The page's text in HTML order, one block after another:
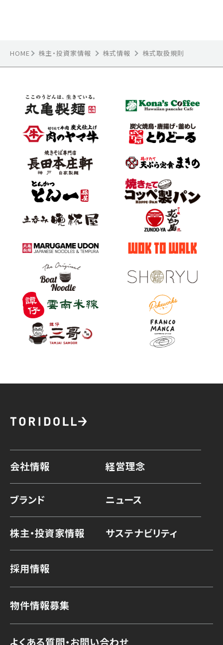
HOME 株主・投資家情報 株式情報 株式取扱規則
会社情報 経営理念
ブランド ニュース
株主・投資家情報 サステナビリティ
採用情報
物件情報募集